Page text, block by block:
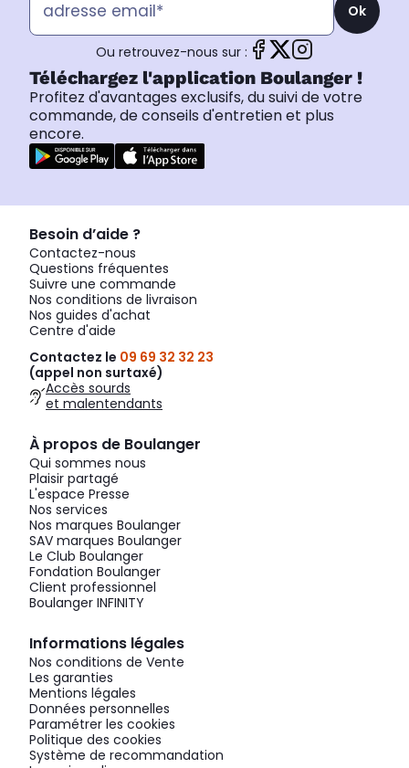
Ok
Ou retrouvez-nous sur :
Téléchargez l'application Boulanger !
Profitez d'avantages exclusifs, du suivi de votre
commande, de conseils d'entretien et plus
encore.
Besoin d’aide ?
Contactez-nous
Questions fréquentes
Suivre une commande
Nos conditions de livraison
Nos guides d'achat
Centre d'aide
Contactez le 09 69 32 32 23
(appel non surtaxé)
Accès sourds
et malentendants
À propos de Boulanger
Qui sommes nous
Plaisir partagé
L'espace Presse
Nos services
Nos marques Boulanger
SAV marques Boulanger
Le Club Boulanger
Fondation Boulanger
Client professionnel
Boulanger INFINITY
Informations légales
Nos conditions de Vente
Les garanties
Mentions légales
Données personnelles
Paramétrer les cookies
Politique des cookies
Système de recommandation